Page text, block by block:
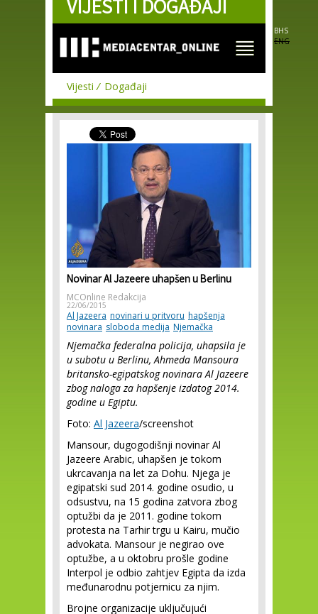
Skip to
main
VIJESTI I DOGAĐAJI
BHS
ENG
Vijesti Događaji
Novinar Al Jazeere uhapšen u Berlinu
MCOnline Redakcija
22/06/2015
Al Jazeera novinari u pritvoru hapšenja
novinara sloboda medija Njemačka
Njemačka federalna policija, uhapsila je
u subotu u Berlinu, Ahmeda Mansoura
britansko-egipatskog novinara Al Jazeere
zbog naloga za hapšenje izdatog 2014.
godine u Egiptu.
Foto: Al Jazeera/screenshot
Mansour, dugogodišnji novinar Al
Jazeere Arabic, uhapšen je tokom
ukrcavanja na let za Dohu. Njega je
egipatski sud 2014. godine osudio, u
odsustvu, na 15 godina zatvora zbog
optužbi da je 2011. godine tokom
protesta na Tarhir trgu u Kairu, mučio
advokata. Mansour je negirao ove
optužbe, a u oktobru prošle godine
Interpol je odbio zahtjev Egipta da izda
međunarodnu potjernicu za njim.
Brojne organizacije uključujući